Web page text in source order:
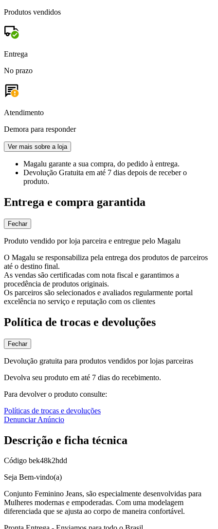
Produtos vendidos
Entrega
No prazo
Atendimento
Demora para responder
Ver mais sobre a loja
Magalu garante a sua compra, do pedido à entrega.
Devolução Gratuita em até 7 dias depois de receber o
produto.
Entrega e compra garantida
Fechar
Produto vendido por loja parceira e entregue pelo Magalu
O Magalu se responsabiliza pela entrega dos produtos de parceiros
até o destino final.
As vendas são certificadas com nota fiscal e garantimos a
procedência de produtos originais.
Os parceiros são selecionados e avaliados regularmente portal
excelência no serviço e reputação com os clientes
Política de trocas e devoluções
Fechar
Devolução gratuita para produtos vendidos por lojas parceiras
Devolva seu produto em até 7 dias do recebimento.
Para devolver o produto consulte:
Políticas de trocas e devoluções
Denunciar Anúncio
Descrição e ficha técnica
Código bek48k2hdd
Seja Bem-vindo(a)
Conjunto Feminino Jeans, são especialmente desenvolvidas para
Mulheres modernas e empoderadas. Com uma modelagem
diferenciada que se ajusta ao corpo de maneira confortável.